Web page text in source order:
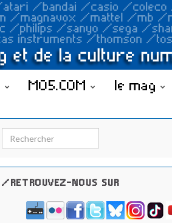
MO5.COM le mag
Search for:
/RETROUVEZ-NOUS SUR